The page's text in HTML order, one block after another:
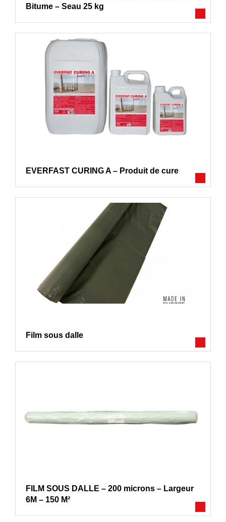
Bitume – Seau 25 kg
EVERFAST CURING A – Produit de cure
Film sous dalle
FILM SOUS DALLE – 200 microns – Largeur
6M – 150 M²